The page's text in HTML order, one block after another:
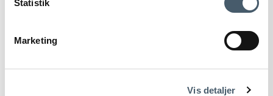
Statistik
Marketing
Vis detaljer
Show product
Sale